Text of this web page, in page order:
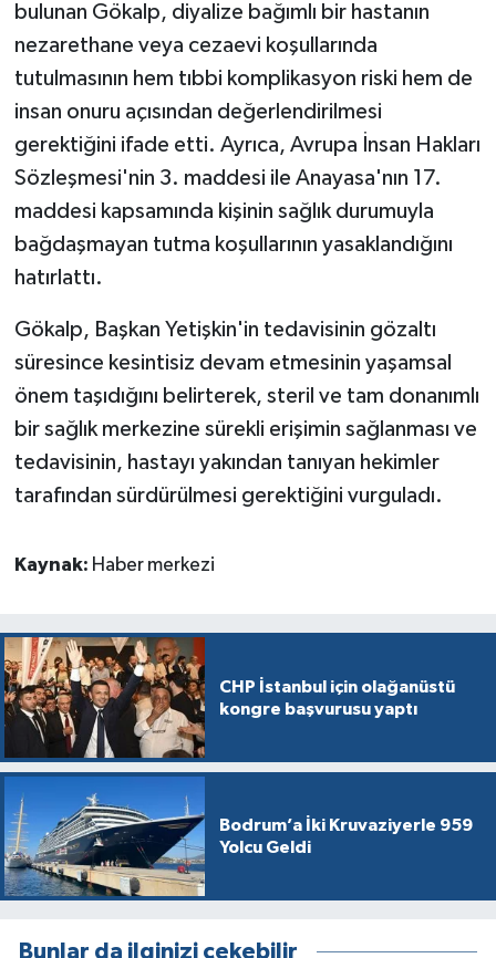
bulunan Gökalp, diyalize bağımlı bir hastanın
nezarethane veya cezaevi koşullarında
tutulmasının hem tıbbi komplikasyon riski hem de
insan onuru açısından değerlendirilmesi
gerektiğini ifade etti. Ayrıca, Avrupa İnsan Hakları
Sözleşmesi'nin 3. maddesi ile Anayasa'nın 17.
maddesi kapsamında kişinin sağlık durumuyla
bağdaşmayan tutma koşullarının yasaklandığını
hatırlattı.
Gökalp, Başkan Yetişkin'in tedavisinin gözaltı
süresince kesintisiz devam etmesinin yaşamsal
önem taşıdığını belirterek, steril ve tam donanımlı
bir sağlık merkezine sürekli erişimin sağlanması ve
tedavisinin, hastayı yakından tanıyan hekimler
tarafından sürdürülmesi gerektiğini vurguladı.
Kaynak: Haber merkezi
CHP İstanbul için olağanüstü
kongre başvurusu yaptı
Bodrum’a İki Kruvaziyerle 959
Yolcu Geldi
Bunlar da ilginizi çekebilir